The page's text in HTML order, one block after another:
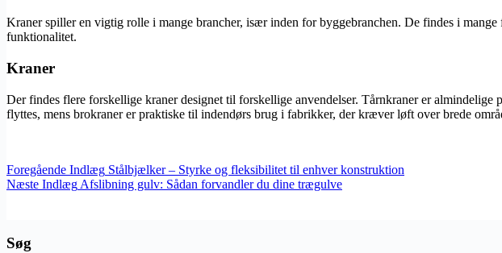
Kraner spiller en vigtig rolle i mange brancher, især inden for byggebranchen. De findes i
funktionalitet.
Kraner
Der findes flere forskellige kraner designet til forskellige anvendelser. Tårnkraner er
flyttes, mens brokraner er praktiske til indendørs brug i fabrikker, der kræver løft over brede
Foregående Indlæg Stålbjælker – Styrke og fleksibilitet til enhver konstruktion
Næste Indlæg Afslibning gulv: Sådan forvandler du dine trægulve
Søg